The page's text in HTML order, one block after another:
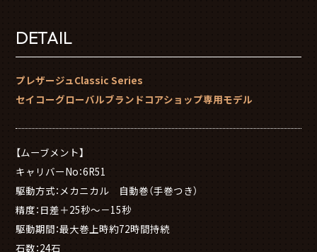
DETAIL
プレザージュClassic Series
セイコーグローバルブランドコアショップ専用モデル
【ムーブメント】
キャリバーNo：6R51
駆動方式：メカニカル 自動巻（手巻つき）
精度：日差＋25秒～－15秒
駆動期間：最大巻上時約72時間持続
石数：24石